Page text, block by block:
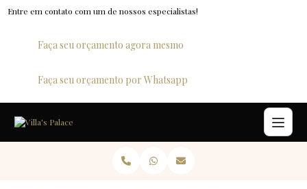
Entre em contato com um de nossos especialistas!
Faça seu orçamento agora mesmo
Faça seu orçamento por Whatsapp